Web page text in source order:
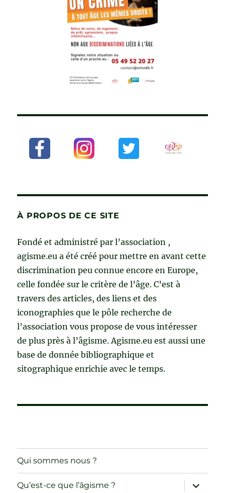
À PROPOS DE CE SITE
Fondé et administré par l’association ,
agisme.eu a été créé pour mettre en avant cette
discrimination peu connue encore en Europe,
celle fondée sur le critère de l’âge. C’est à
travers des articles, des liens et des
iconographies que le pôle recherche de
l’association vous propose de vous intéresser
de plus près à l’âgisme. Agisme.eu est aussi une
base de donnée bibliographique et
sitographique enrichie avec le temps.
Qui sommes nous ?
Qu’est-ce que l’âgisme ?
ouvrir
le